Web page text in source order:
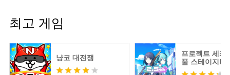
최고 게임
냥코 대전쟁
프로젝트 세카
풀 스테이지!
츠네 미쿠